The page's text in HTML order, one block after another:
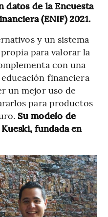
datos de la Encuesta
(ENIF) 2021.
y un sistema
para valorar la
con una
financiera
un mejor uso de
para productos
Su modelo de
fundada en